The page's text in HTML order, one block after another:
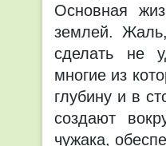
Основная
землей.
сделать не
многие из
глубину и в
создают
чужака,